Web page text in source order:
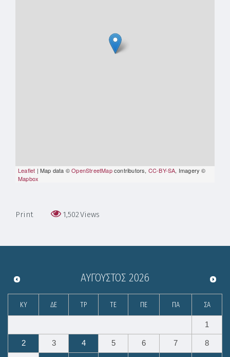
Leaflet | Map data ©OpenStreetMapcontributors, CC-BY-SA, Imagery ©
Mapbox
Print 1,502Views
ΑΎΓΟΥΣΤΟΣ 2026
ΚΥ ΔΕ ΤΡ ΤΕ ΠΕ ΠΑ ΣΑ
1
2 3 4 5 6 7 8